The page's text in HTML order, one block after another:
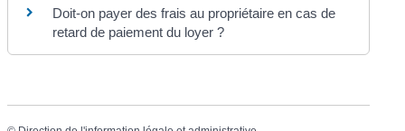
Doit-on payer des frais au propriétaire en cas de
retard de paiement du loyer ?